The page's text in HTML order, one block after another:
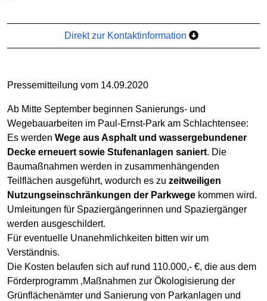
Direkt zur Kontaktinformation
Pressemitteilung vom 14.09.2020
Ab Mitte September beginnen Sanierungs- und
Wegebauarbeiten im Paul-Ernst-Park am Schlachtensee:
Es werden Wege aus Asphalt und wassergebundener
Decke erneuert sowie Stufenanlagen saniert. Die
Baumaßnahmen werden in zusammenhängenden
Teilflächen ausgeführt, wodurch es zu zeitweiligen
Nutzungseinschränkungen der Parkwege kommen wird.
Umleitungen für Spaziergängerinnen und Spaziergänger
werden ausgeschildert.
Für eventuelle Unanehmlichkeiten bitten wir um
Verständnis.
Die Kosten belaufen sich auf rund 110.000,- €, die aus dem
Förderprogramm ‚Maßnahmen zur Ökologisierung der
Grünflächenämter und Sanierung von Parkanlagen und